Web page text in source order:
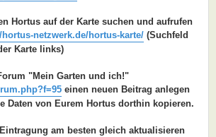
Hortus auf der Karte suchen und aufrufen
hortus-netzwerk.de/hortus-karte/ (Suchfeld
Karte links)
"Mein Garten und ich!"
einen neuen Beitrag anlegen
Daten von Eurem Hortus dorthin kopieren.
am besten gleich aktualisieren